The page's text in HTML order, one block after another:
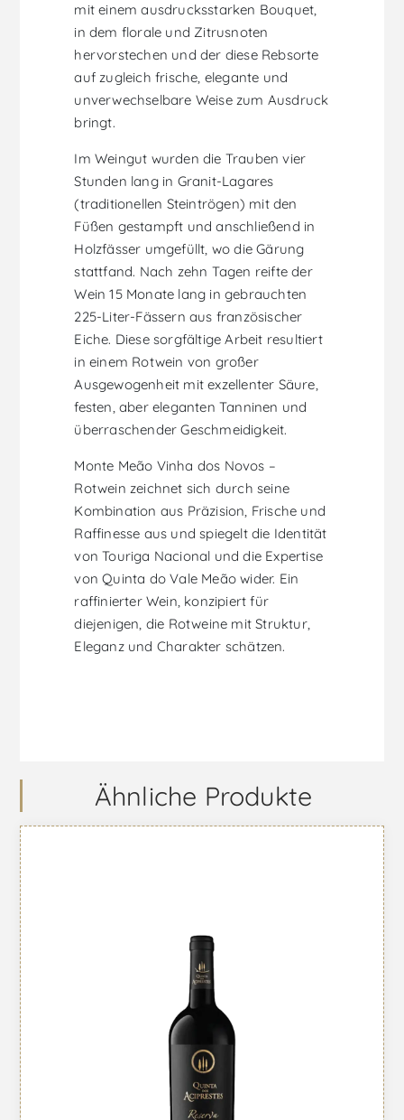
mit einem ausdrucksstarken Bouquet,
in dem florale und Zitrusnoten
hervorstechen und der diese Rebsorte
auf zugleich frische, elegante und
unverwechselbare Weise zum Ausdruck
bringt.
Im Weingut wurden die Trauben vier
Stunden lang in Granit-Lagares
(traditionellen Steintrögen) mit den
Füßen gestampft und anschließend in
Holzfässer umgefüllt, wo die Gärung
stattfand. Nach zehn Tagen reifte der
Wein 15 Monate lang in gebrauchten
225-Liter-Fässern aus französischer
Eiche. Diese sorgfältige Arbeit resultiert
in einem Rotwein von großer
Ausgewogenheit mit exzellenter Säure,
festen, aber eleganten Tanninen und
überraschender Geschmeidigkeit.
Monte Meão Vinha dos Novos –
Rotwein zeichnet sich durch seine
Kombination aus Präzision, Frische und
Raffinesse aus und spiegelt die Identität
von Touriga Nacional und die Expertise
von Quinta do Vale Meão wider. Ein
raffinierter Wein, konzipiert für
diejenigen, die Rotweine mit Struktur,
Eleganz und Charakter schätzen.
Ähnliche Produkte